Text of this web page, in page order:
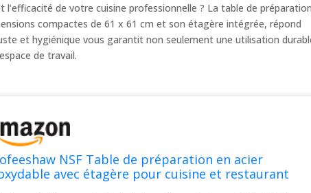
l’efficacité de votre cuisine professionnelle ? La table de
compactes de 61 x 61 cm et son étagère intégrée, répond
et hygiénique vous garantit non seulement une utilisation
de travail.
NSF Table de préparation en acier
avec étagère pour cuisine et restaurant